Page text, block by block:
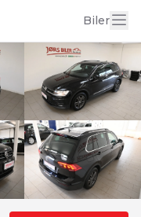
Biler
19 billeder